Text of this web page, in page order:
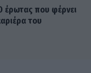
έρωτας που φέρνει
του